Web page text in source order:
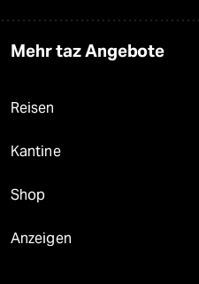
Mehr taz Angebote
Reisen
Kantine
Shop
Anzeigen